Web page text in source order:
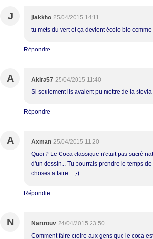
J jiakkho 25/04/2015 14:11
tu mets du vert et ça devient écolo-bio comme
Répondre
A Akira57 25/04/2015 11:40
Si seulement ils avaient pu mettre de la
Répondre
A Axman 25/04/2015 11:20
Quoi ? Le Coca classique n'était pas sucré
d'un dessin... Tu pourrais prendre le temps
choses à faire... ;-)
Répondre
N Nartrouv 24/04/2015 23:50
Comment faire croire aux gens que le coca